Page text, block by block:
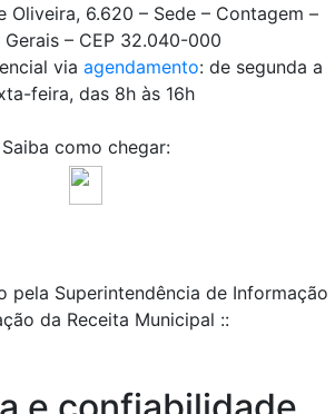
Oliveira, 6.620 – Sede – Contagem –
Gerais – CEP 32.040-000
via agendamento: de segunda a
feira, das 8h às 16h
Saiba como chegar:
pela Superintendência de Informação
da Receita Municipal ::